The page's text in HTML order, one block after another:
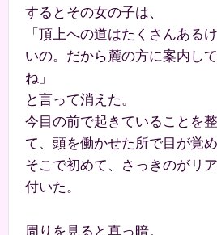
するとその女の子は、
「頂上への道はたくさんある
いの。だから麓の方に案内し
ね」
と言って消えた。
今目の前で起きていることを
て、頭を働かせた所で目が覚め
そこで初めて、さっきのがリ
付いた。
周りを見ると真っ暗。